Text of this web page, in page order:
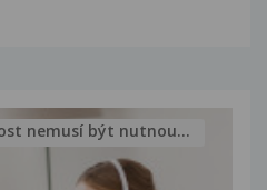
nemusí být nutnou...